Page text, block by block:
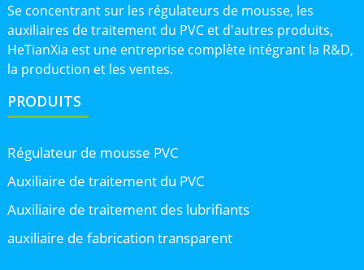
Se concentrant sur les régulateurs de mousse, les
auxiliaires de traitement du PVC et d'autres produits,
HeTianXia est une entreprise complète intégrant la R&D,
la production et les ventes.
PRODUITS
Régulateur de mousse PVC
Auxiliaire de traitement du PVC
Auxiliaire de traitement des lubrifiants
auxiliaire de fabrication transparent